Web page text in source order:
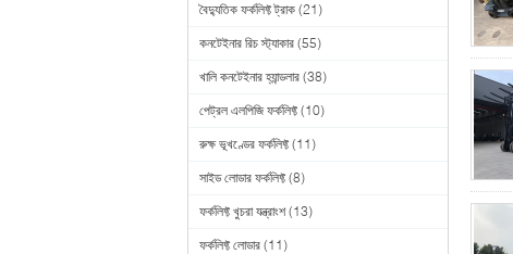
বৈদ্যুতিক ফর্কলিফ্ট ট্রাক (21)
কনটেইনার রিচ স্ট্যাকার (55)
খালি কনটেইনার হ্যান্ডলার (38)
পেট্রল এলপিজি ফর্কলিফ্ট (10)
রুক্ষ ভূখণ্ডের ফর্কলিফ্ট (11)
সাইড লোডার ফর্কলিফ্ট (8)
ফর্কলিফ্ট খুচরা যন্ত্রাংশ (13)
ফর্কলিফ্ট লোডার (11)